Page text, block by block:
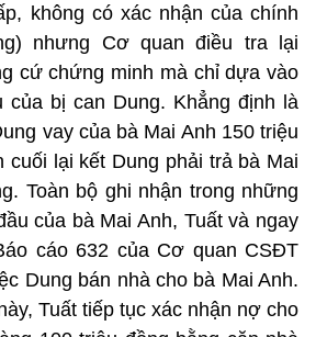
không có xác nhận của chính
nhưng Cơ quan điều tra lại
cứ chứng minh mà chỉ dựa vào
của bị can Dung. Khẳng định là
vay của bà Mai Anh 150 triệu
cuối lại kết Dung phải trả bà Mai
Toàn bộ ghi nhận trong những
của bà Mai Anh, Tuất và ngay
cáo 632 của Cơ quan CSĐT
Dung bán nhà cho bà Mai Anh.
Tuất tiếp tục xác nhận nợ cho